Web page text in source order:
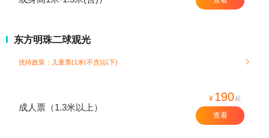
东方明珠二球观光
优待政策：儿童票(1米(不含)以下) 
成人票（1.3米以上）
¥ 190起
查看